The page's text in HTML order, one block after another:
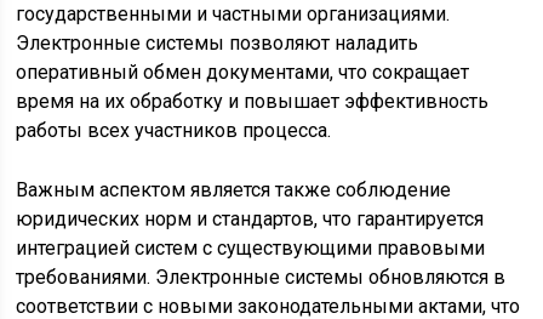
государственными и частными организациями.
Электронные системы позволяют наладить
оперативный обмен документами, что сокращает
время на их обработку и повышает эффективность
работы всех участников процесса.
Важным аспектом является также соблюдение
юридических норм и стандартов, что гарантируется
интеграцией систем с существующими правовыми
требованиями. Электронные системы обновляются в
соответствии с новыми законодательными актами, что